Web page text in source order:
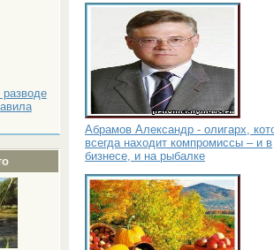
разводе
Абрамов Александр - олигарх,
всегда находит компромиссы – и в
бизнесе, и на рыбалке